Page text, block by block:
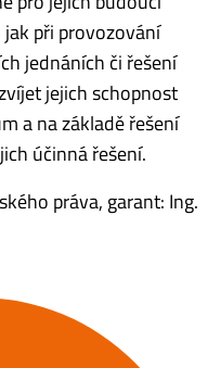
při provozování
jednáních či řešení
jejich schopnost
a na základě řešení
účinná řešení.
práva, garant: Ing.